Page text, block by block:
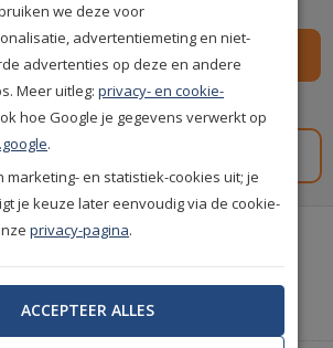
premium punten
€ 35,-
is mogelijk
we deze voor
advertentiemeting en niet-
advertenties op deze en andere
Meer uitleg:privacy- en cookie-
hoe Google je gegevens verwerkt op
.
marketing- en statistiek-cookies uit; je
je keuze later eenvoudig via de cookie-
privacy-pagina.
ACCEPTEER ALLES